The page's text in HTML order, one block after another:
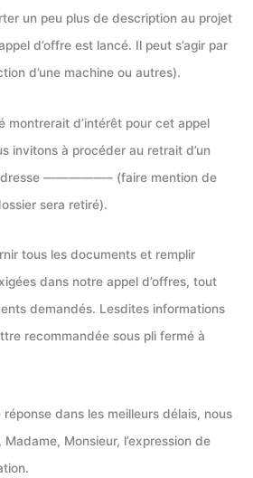
peu plus de description au projet
d’offre est lancé. Il peut s’agir par
d’une machine ou autres).
montrerait d’intérêt pour cet appel
invitons à procéder au retrait d’un
—————– (faire mention de
sera retiré).
tous les documents et remplir
dans notre appel d’offres, tout
demandés. Lesdites informations
recommandée sous pli fermé à
réponse dans les meilleurs délais, nous
Monsieur, l’expression de